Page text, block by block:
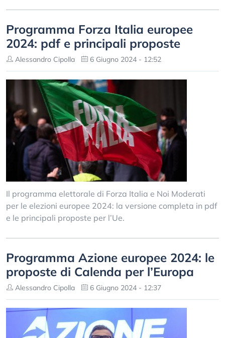
Programma Forza Italia europee
2024: pdf e principali proposte
Alessandro Cipolla 6 Giugno 2024 - 12:52
Il programma elettorale di Forza Italia e Noi Moderati
per le elezioni europee 2024: la versione completa in pdf
e le principali proposte per l’Ue.
Programma Azione europee 2024: le
proposte di Calenda per l’Europa
Alessandro Cipolla 6 Giugno 2024 - 12:37